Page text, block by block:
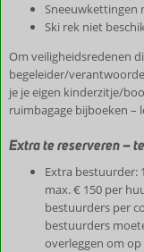
Sneeuwkettingen
Ski rek niet
Om veiligheidsredenen
begeleider/
je je eigen kinderzitje/
ruimbagage bijboeken –
Extra te reserveren –
Extra bestuurder:
max. € 150 per
bestuurders per
bestuurders
overleggen om